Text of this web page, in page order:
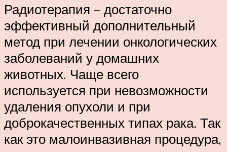
Радиотерапия – достаточно
эффективный дополнительный
метод при лечении онкологических
заболеваний у домашних
животных. Чаще всего
используется при невозможности
удаления опухоли и при
доброкачественных типах рака. Так
как это малоинвазивная процедура,